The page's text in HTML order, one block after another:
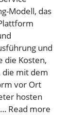
Modell, das
und
die Kosten,
mit dem
vor Ort
hosten
Read more